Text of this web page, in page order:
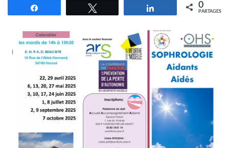
Partagez 0
PARTAGES